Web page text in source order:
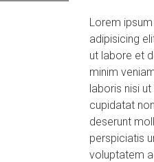
Lorem
adipisicing
ut labore et
minim
laboris nisi
cupidatat
deserunt
perspiciatis
voluptatem